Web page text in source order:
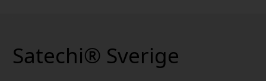
Satechi® Sverige